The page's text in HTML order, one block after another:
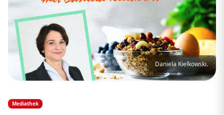
Daniela Kielkowski.
Mediathek